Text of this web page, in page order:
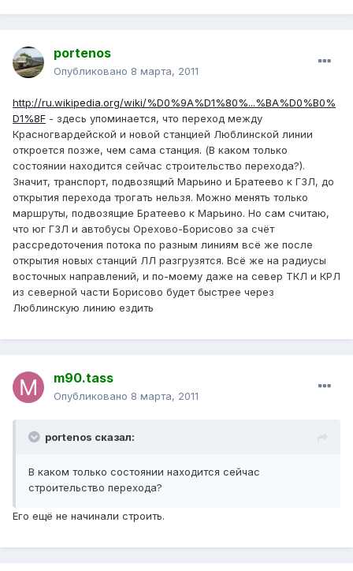
portenos
Опубликовано 8 марта, 2011
http://ru.wikipedia.org/wiki/%D0%9A%D1%80%...%BA%D0%B0%
D1%8F - здесь упоминается, что переход между
Красногвардейской и новой станцией Люблинской линии
откроется позже, чем сама станция. (В каком только
состоянии находится сейчас строительство перехода?).
Значит, транспорт, подвозящий Марьино и Братеево к ГЗЛ, до
открытия перехода трогать нельзя. Можно менять только
маршруты, подвозящие Братеево к Марьино. Но сам считаю,
что юг ГЗЛ и автобусы Орехово-Борисово за счёт
рассредоточения потока по разным линиям всё же после
открытия новых станций ЛЛ разгрузятся. Всё же на радиусы
восточных направлений, и по-моему даже на север ТКЛ и КРЛ
из северной части Борисово будет быстрее через
Люблинскую линию ездить
m90.tass
Опубликовано 8 марта, 2011
portenos сказал:
В каком только состоянии находится сейчас
строительство перехода?
Его ещё не начинали строить.